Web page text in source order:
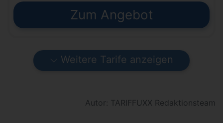
Zum Angebot
Weitere Tarife anzeigen
Autor: TARIFFUXX Redaktionsteam